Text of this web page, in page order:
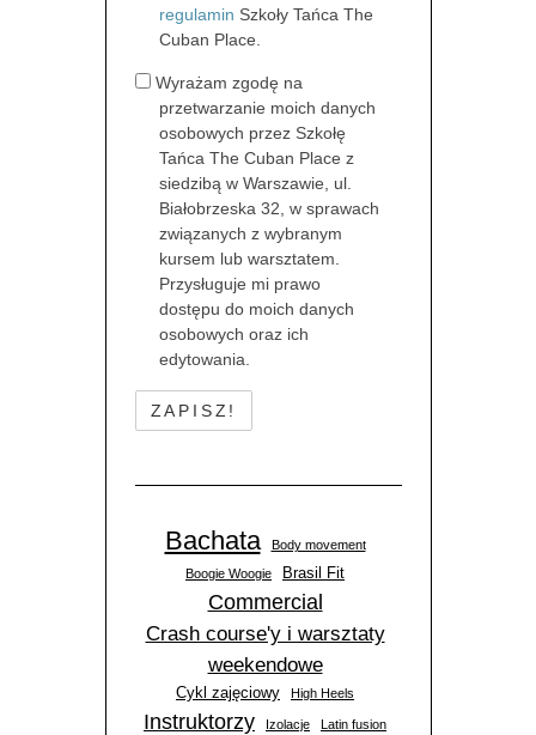
regulaminu
regulamin Szkoły Tańca The
Cuban Place.
Zgoda
przetwarzanie
danych
osobowych
Wyrażam zgodę na
przetwarzanie moich danych
osobowych przez Szkołę
Tańca The Cuban Place z
siedzibą w Warszawie, ul.
Białobrzeska 32, w sprawach
związanych z wybranym
kursem lub warsztatem.
Przysługuje mi prawo
dostępu do moich danych
osobowych oraz ich
edytowania.
Bachata
Body movement
Boogie Woogie
Brasil Fit
Commercial
Crash course'y i warsztaty
weekendowe
Cykl zajęciowy High Heels
Instruktorzy Izolacje Latin fusion